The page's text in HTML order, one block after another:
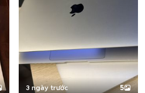
3 ngày trước 5